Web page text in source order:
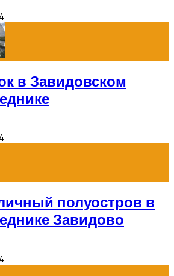
в Завидовском
полуостров в
Завидово